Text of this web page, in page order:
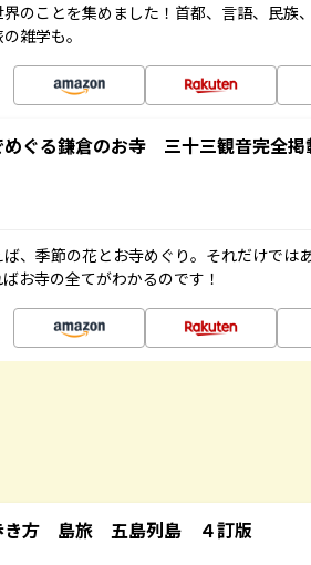
のことを集めました！首都、言語、民族
雑学も。
ぐる鎌倉のお寺 三十三観音完全
、季節の花とお寺めぐり。それだけでは
お寺の全てがわかるのです！
き方 島旅 五島列島 ４訂版